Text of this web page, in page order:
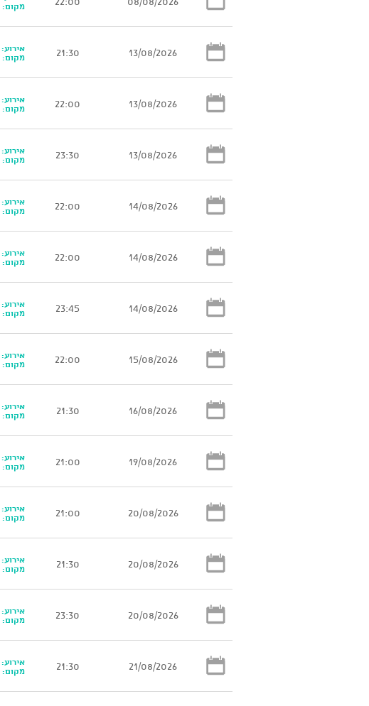
מקום:
13/08/2026
21:30 אירוע:
מקום:
13/08/2026
22:00 אירוע:
מקום:
13/08/2026
23:30 אירוע:
מקום:
14/08/2026
22:00 אירוע:
מקום:
14/08/2026
22:00 אירוע:
מקום:
14/08/2026
23:45 אירוע:
מקום:
15/08/2026
22:00 אירוע:
מקום:
16/08/2026
21:30 אירוע:
מקום:
19/08/2026
21:00 אירוע:
מקום:
20/08/2026
21:00 אירוע:
מקום:
20/08/2026
21:30 אירוע:
מקום:
20/08/2026
23:30 אירוע:
מקום:
21/08/2026
21:30 אירוע:
מקום: